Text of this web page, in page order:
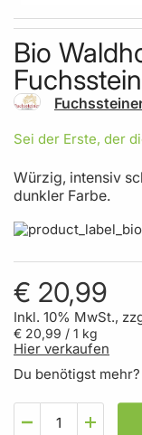
Skip to the
Bio
Sei der Erste, der
Würzig, intensiv
dunkler Farbe.
€ 20,99
Inkl. 10% MwSt.,
€ 20,99 / 1 kg
Hier verkaufen
Du benötigst mehr?